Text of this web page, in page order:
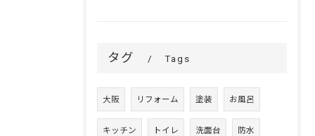
タグ Tags
大阪 リフォーム 塗装 お風呂
キッチン トイレ 洗面台 防水